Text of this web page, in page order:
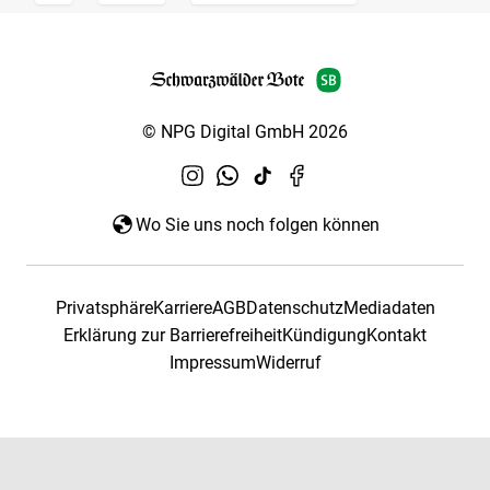
© NPG Digital GmbH 2026
Wo Sie uns noch folgen können
PrivatsphäreKarriereAGBDatenschutzMediadaten
Erklärung zur BarrierefreiheitKündigungKontakt
ImpressumWiderruf